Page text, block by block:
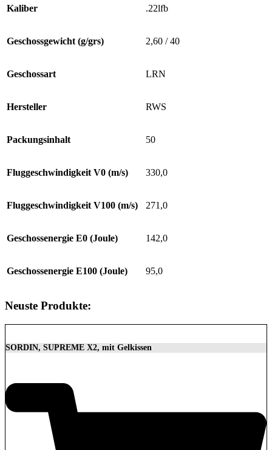
Kaliber .22lfb
Geschossgewicht (g/grs) 2,60 / 40
Geschossart LRN
Hersteller RWS
Packungsinhalt 50
Fluggeschwindigkeit V0 (m/s) 330,0
Fluggeschwindigkeit V100 (m/s) 271,0
Geschossenergie E0 (Joule) 142,0
Geschossenergie E100 (Joule) 95,0
Neuste Produkte:
SORDIN, SUPREME X2, mit Gelkissen